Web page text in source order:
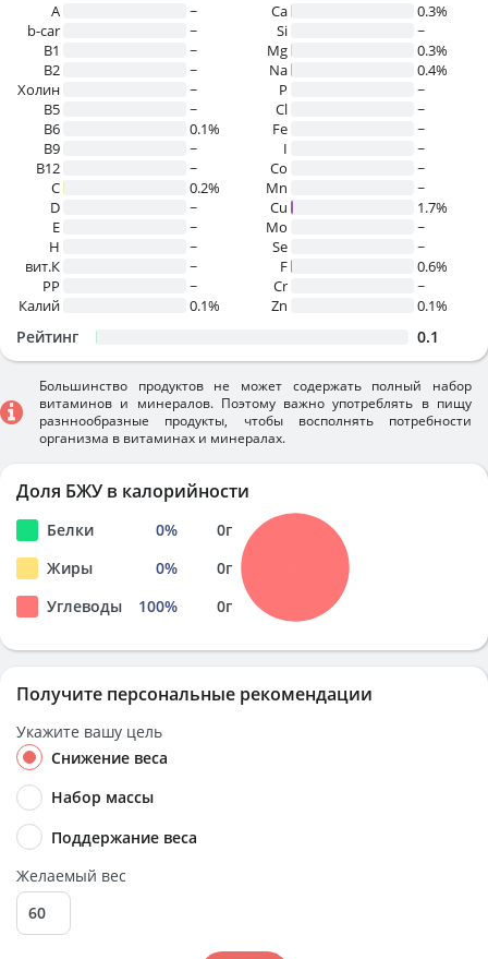
A
~
b-car
~
В1
~
B2
~
Холин
~
B5
~
B6
0.1%
B9
~
B12
~
C
0.2%
D
~
E
~
H
~
вит.К
~
PP
~
Калий
0.1%
Ca
0.3%
Si
~
Mg
0.3%
Na
0.4%
P
~
Cl
~
Fe
~
I
~
Co
~
Mn
~
Cu
1.7%
Mo
~
Se
~
F
0.6%
Cr
~
Zn
0.1%
Рейтинг 0.1
Большинство продуктов не может содержать полный набор
витаминов и минералов. Поэтому важно употреблять в пищу
разннообразные продукты, чтобы восполнять потребности
организма в витаминах и минералах.
Доля БЖУ в калорийности
Белки 0% 0г
Жиры
0% 0г
Углеводы
100% 0г
Получите персональные рекомендации
Укажите вашу цель
Снижение веса
Набор массы
Поддержание веса
Желаемый вес